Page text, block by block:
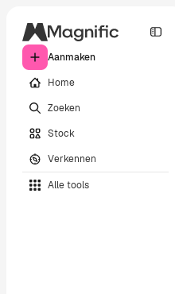
Aanmaken
Home
Zoeken
Stock
Verkennen
Alle tools